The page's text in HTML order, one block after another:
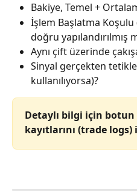
Bakiye, Temel +
İşlem Başlatma
doğru yapılandırılmış
Aynı çift üzerinde
Sinyal gerçekten
kullanılıyorsa)?
Detaylı bilgi için
kayıtlarını (trade